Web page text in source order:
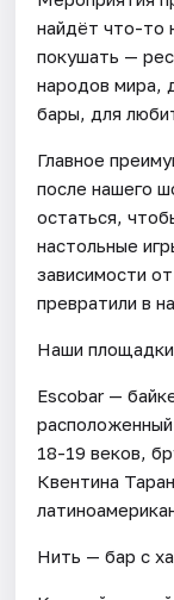
найдёт что-то
покушать —
народов мира,
бары, для
Главное
после нашего
остаться,
настольные
зависимости
превратили в
Наши
Escobar —
18-19 веков,
Квентина
Нить — бар с